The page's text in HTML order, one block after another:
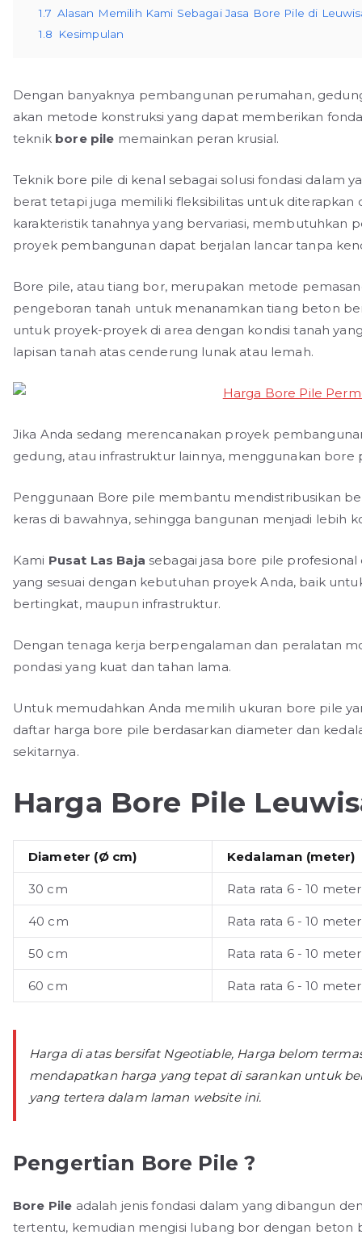
1.7 Alasan Memilih Kami Sebagai Jasa Bore Pile di
1.8
Kesimpulan
Dengan banyaknya pembangunan perumahan,
akan metode konstruksi yang dapat memberikan
teknik bore pile memainkan peran krusial.
Teknik bore pile di kenal sebagai solusi fondasi dalam
berat tetapi juga memiliki fleksibilitas untuk diterapkan
karakteristik tanahnya yang bervariasi, membutuhkan
proyek pembangunan dapat berjalan lancar tanpa
Bore pile, atau tiang bor, merupakan metode
pengeboran tanah untuk menanamkan tiang beton
untuk proyek-proyek di area dengan kondisi tanah
lapisan tanah atas cenderung lunak atau lemah.
Jika Anda sedang merencanakan proyek
gedung, atau infrastruktur lainnya, menggunakan
Penggunaan Bore pile membantu mendistribusikan
keras di bawahnya, sehingga bangunan menjadi lebih
Kami Pusat Las Baja sebagai jasa bore pile
yang sesuai dengan kebutuhan proyek Anda, baik
bertingkat, maupun infrastruktur.
Dengan tenaga kerja berpengalaman dan peralatan
pondasi yang kuat dan tahan lama.
Untuk memudahkan Anda memilih ukuran bore pile
daftar harga bore pile berdasarkan diameter dan
sekitarnya.
Harga Bore Pile
Diameter (Ø cm) Kedalaman (meter)
30 cm Rata rata 6 - 10 meter
40 cm Rata rata 6 - 10 meter
50 cm Rata rata 6 - 10 meter
60 cm Rata rata 6 - 10 meter
Harga di atas bersifat Ngeotiable, Harga belom
mendapatkan harga yang tepat di sarankan untuk
yang tertera dalam laman website ini.
Pengertian Bore Pile ?
Bore Pile adalah jenis fondasi dalam yang dibangun
tertentu, kemudian mengisi lubang bor dengan beton